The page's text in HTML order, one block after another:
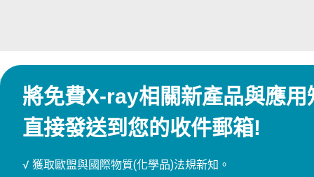
將免費X-ray相關新產品與應用
直接發送到您的收件郵箱!
√ 獲取歐盟與國際物質(化學品)法規新知。